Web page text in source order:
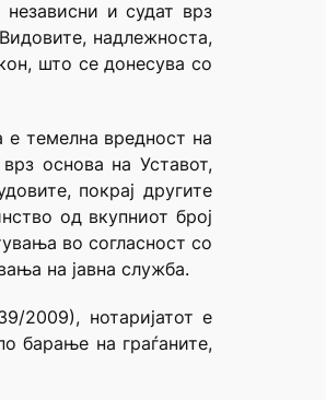
и судат врз
надлежноста,
што се донесува со
е темелна вредност на
основа на Уставот,
покрај другите
од вкупниот број
во согласност со
на јавна служба.
2009), нотаријатот е
барање на граѓаните,